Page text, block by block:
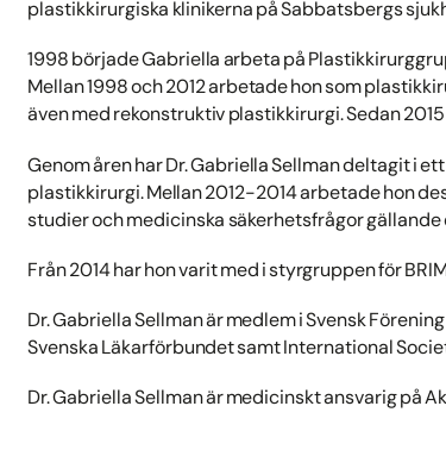
plastikkirurgiska klinikerna på Sabbatsbergs
1998 började Gabriella arbeta på
Mellan 1998 och 2012 arbetade hon som
även med rekonstruktiv plastikkirurgi. Sedan
Genom åren har Dr. Gabriella Sellman deltagit i
plastikkirurgi. Mellan 2012-2014 arbetade hon
studier och medicinska säkerhetsfrågor
Från 2014 har hon varit med i styrgruppen för
Dr. Gabriella Sellman är medlem i Svensk
Svenska Läkarförbundet samt International
Dr. Gabriella Sellman är medicinskt ansvarig på